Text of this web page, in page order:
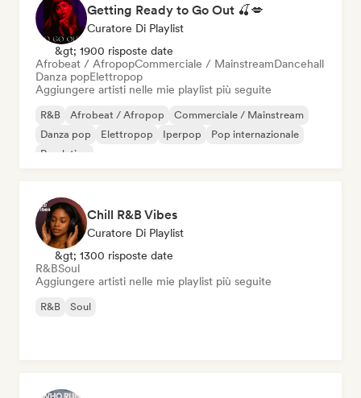
Getting Ready to Go Out 🍒💋
Curatore Di Playlist
&gt; 1900 risposte date
Afrobeat / AfropopCommerciale / MainstreamDancehall
Danza popElettropop
Aggiungere artisti nelle mie playlist più seguite
R&B Afrobeat / Afropop
Commerciale / Mainstream
Danza pop
Elettropop Iperpop
Pop internazionale
Pop latino
Chill R&B Vibes
Curatore Di Playlist
&gt; 1300 risposte date
R&BSoul
Aggiungere artisti nelle mie playlist più seguite
R&B Soul